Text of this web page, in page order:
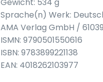
Sprache(n) Werk:
AMA Verlag GmbH /
ISMN: 9790501550616
ISBN: 9783899221138
EAN: 4018262103977